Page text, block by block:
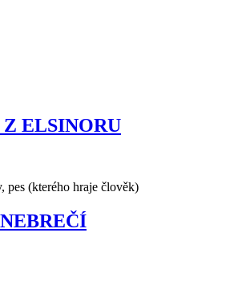
ELSINORU
pes (kterého hraje člověk)